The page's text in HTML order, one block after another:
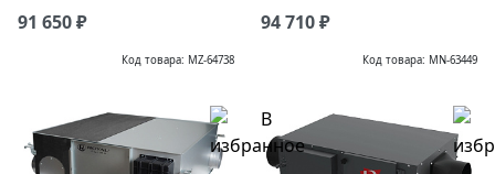
91 650 ₽ 94 710 ₽
Код товара: MZ-64738 Код товара: MN-63449